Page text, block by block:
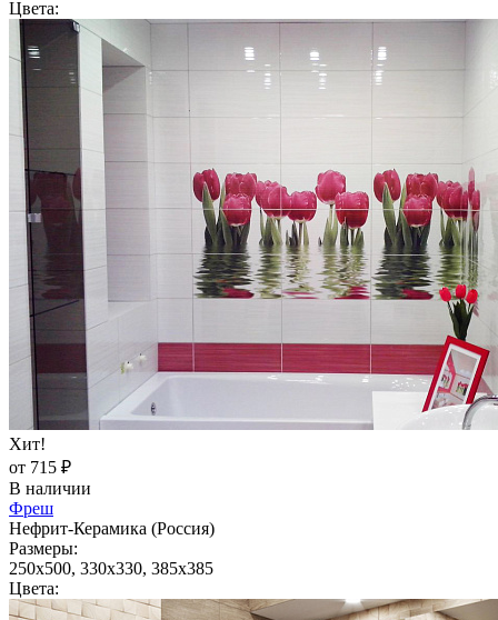
Цвета:
Хит!
от 715 ₽
В наличии
Фреш
Нефрит-Керамика (Россия)
Размеры:
250x500, 330x330, 385x385
Цвета: